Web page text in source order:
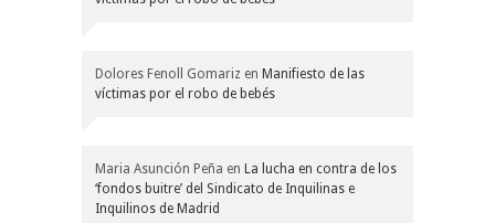
Dolores Fenoll Gomariz en Manifiesto de las
víctimas por el robo de bebés
Maria Asunción Peña en La lucha en contra de los
‘fondos buitre’ del Sindicato de Inquilinas e
Inquilinos de Madrid